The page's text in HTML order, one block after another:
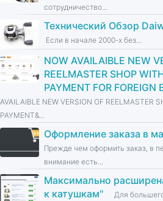
сотрудничество...
Технический Обзор
Если в начале 2000-х без...
NOW AVAILAIBLE NEW
REELMASTER SHOP
PAYMENT FOR FOREIGN
AVAILAIBLE NEW VERSION OF REELMASTER
PAYMENT&...
Оформление заказа в
Прежде чем оформить заказ, в
внимание есть...
Максимально
к катушкам''
Для